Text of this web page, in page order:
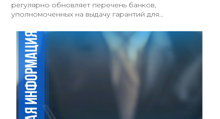
регулярно обновляет перечень банков,
уполномоченных на выдачу гарантий для
состоянию на 19 ноября 2024 года в списке значится
211 организаций, тогда как на 30 октября 2024 года их
было 210. Документ: Перечень банков, которые
вправе выдавать независимые гарантии для
обеспечения заявок и исполнения контрактов и
соответствующих требованиям, установленным
частями 1 и 1.1 статьи 45 Закона N 44-ФЗ на 19.11.2024 г